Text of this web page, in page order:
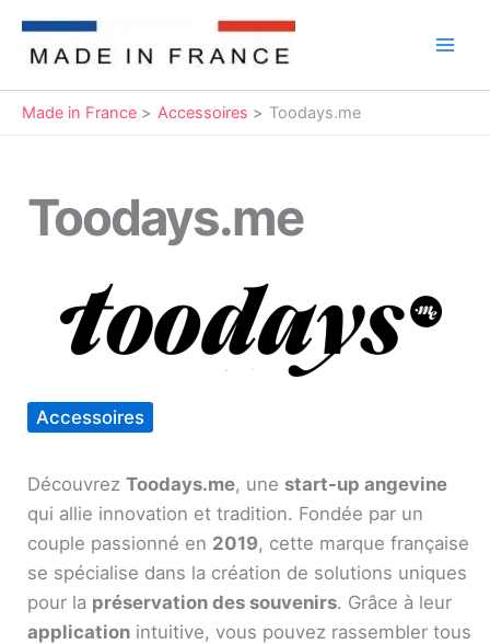
contenu
Made in France Accessoires Toodays.me
Toodays.me
Accessoires
Découvrez Toodays.me, une start-up angevine
qui allie innovation et tradition. Fondée par un
couple passionné en 2019, cette marque française
se spécialise dans la création de solutions uniques
pour la préservation des souvenirs. Grâce à leur
application intuitive, vous pouvez rassembler tous